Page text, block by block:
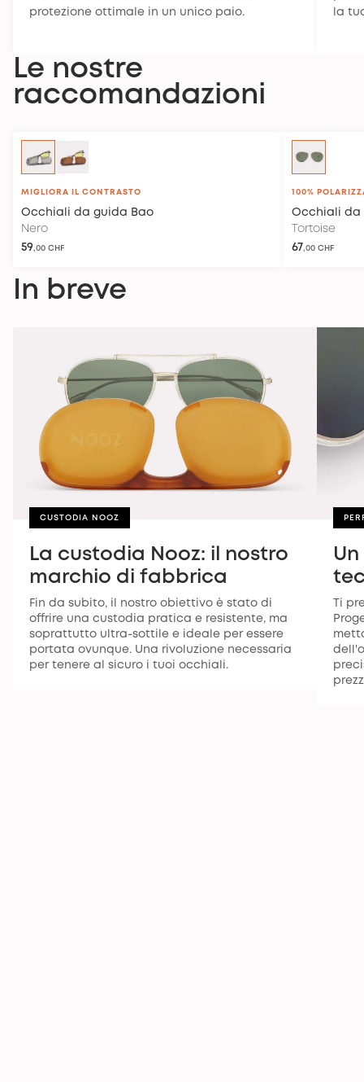
restituirli. Per ulteriori informazioni, consulta la nostra
protezione ottimale in un unico paio.
la
Le nostre
raccomandazioni
MIGLIORA IL CONTRASTO
Occhiali da guida Bao
Nero
59,00 CHF
100%
Occhiali da
Tortoise
67,00 CHF
In breve
CUSTODIA NOOZ
La custodia Nooz: il nostro
marchio di fabbrica
Fin da subito, il nostro obiettivo è stato di
offrire una custodia pratica e resistente, ma
soprattutto ultra-sottile e ideale per essere
portata ovunque. Una rivoluzione necessaria
per tenere al sicuro i tuoi occhiali.
Ti